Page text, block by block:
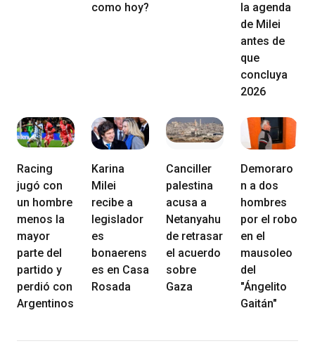
como hoy?
la agenda
de Milei
antes de
que
concluya
2026
Racing
jugó con
un hombre
menos la
mayor
parte del
partido y
perdió con
Argentinos
Karina
Milei
recibe a
legislador
es
bonaerens
es en Casa
Rosada
Canciller
palestina
acusa a
Netanyahu
de retrasar
el acuerdo
sobre
Gaza
Demoraro
n a dos
hombres
por el robo
en el
mausoleo
del
"Ángelito
Gaitán"